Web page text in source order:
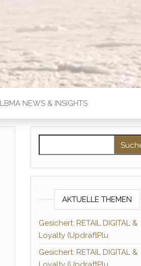
LBMA NEWS & INSIGHTS
AKTUELLE THEMEN
Gesichert: RETAIL DIGITAL &
Loyalty (UpdraftPlu
Gesichert: RETAIL DIGITAL &